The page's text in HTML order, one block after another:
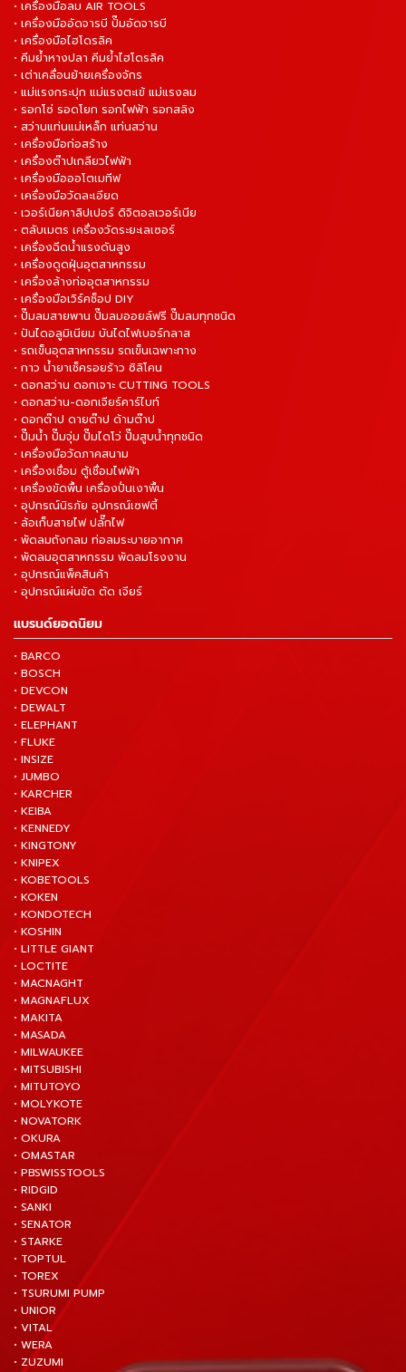
• เครื่องมือลม AIR TOOLS
• เครื่องมืออัดจารบี ปั๊มอัดจารบี
• เครื่องมือไฮโดรลิค
• คีมย้ำหางปลา คีมย้ำไฮโดรลิค
• เต่าเคลื่อนย้ายเครื่องจักร
• แม่แรงกระปุก แม่แรงตะเข้ แม่แรงลม
• รอกโซ่ รอดโยก รอกไฟฟ้า รอกสลิง
• สว่านแท่นแม่เหล็ก แท่นสว่าน
• เครื่องมือก่อสร้าง
• เครื่องต๊าปเกลียวไฟฟ้า
• เครื่องมือออโตเมทีฟ
• เครื่องมือวัดละเอียด
• เวอร์เนียคาลิปเปอร์ ดิจิตอลเวอร์เนีย
• ตลับเมตร เครื่องวัดระยะเลเซอร์
• เครื่องฉีดน้ำแรงดันสูง
• เครื่องดูดฝุ่นอุตสาหกรรม
• เครื่องล้างท่ออุตสาหกรรม
• เครื่องมือเวิร์คช็อป DIY
• ปั๊มลมสายพาน ปั๊มลมออยล์ฟรี ปั๊มลมทุกชนิด
• ปันไดอลูมิเนียม บันไดไฟเบอร์กลาส
• รถเข็นอุตสาหกรรม รถเข็นเฉพาะทาง
• กาว น้ำยาเช็ครอยร้าว ซิลิโคน
• ดอกสว่าน ดอกเจาะ CUTTING TOOLS
• ดอกสว่าน-ดอกเจียร์คาร์ไบท์
• ดอกต๊าป ดายต๊าป ด้ามต๊าป
• ปั๊มน้ำ ปั๊มจุ่ม ปั๊มไดโว่ ปั๊มสูบน้ำทุกชนิด
• เครื่องมือวัดภาคสนาม
• เครื่องเชื่อม ตู้เชื่อมไฟฟ้า
• เครื่องขัดพื้น เครื่องปั่นเงาพื้น
• อุปกรณ์นิรภัย อุปกรณ์เซฟตี้
• ล้อเก็บสายไฟ ปลั๊กไฟ
• พัดลมถังกลม ท่อลมระบายอากาศ
• พัดลมอุตสาหกรรม พัดลมโรงงาน
• อุปกรณ์แพ็คสินค้า
• อุปกรณ์แผ่นขัด ตัด เจียร์
แบรนด์ยอดนิยม
• BARCO
• BOSCH
• DEVCON
• DEWALT
• ELEPHANT
• FLUKE
• INSIZE
• JUMBO
• KARCHER
• KEIBA
• KENNEDY
• KINGTONY
• KNIPEX
• KOBETOOLS
• KOKEN
• KONDOTECH
• KOSHIN
• LITTLE GIANT
• LOCTITE
• MACNAGHT
• MAGNAFLUX
• MAKITA
• MASADA
• MILWAUKEE
• MITSUBISHI
• MITUTOYO
• MOLYKOTE
• NOVATORK
• OKURA
• OMASTAR
• PBSWISSTOOLS
• RIDGID
• SANKI
• SENATOR
• STARKE
• TOPTUL
• TOREX
• TSURUMI PUMP
• UNIOR
• VITAL
• WERA
• ZUZUMI